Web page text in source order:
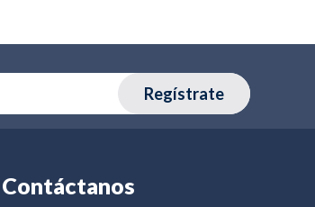
Regístrate
Contáctanos